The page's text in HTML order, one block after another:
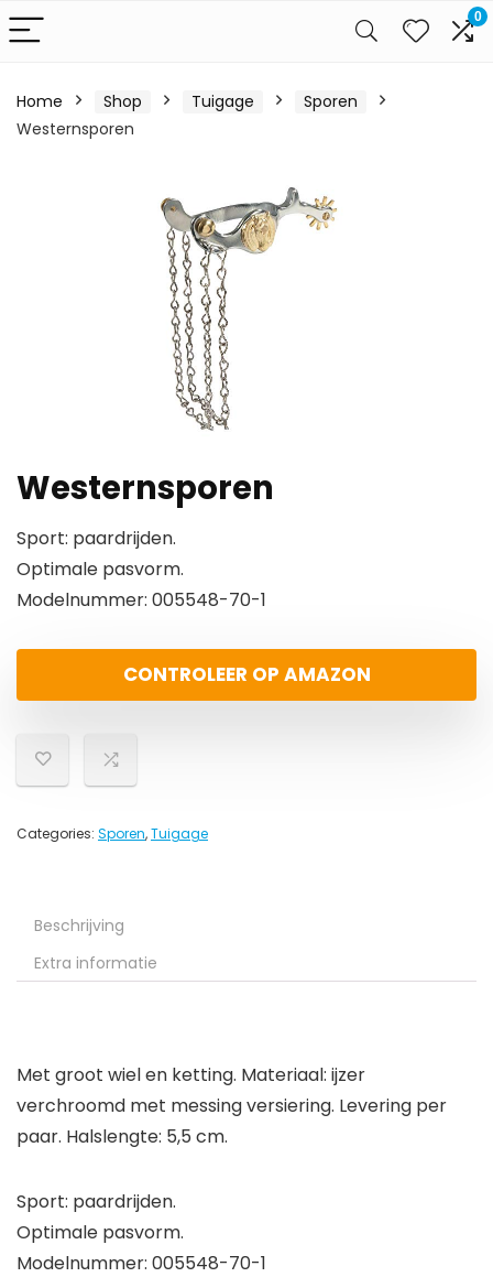
0
Home Shop Tuigage
Sporen
Westernsporen
Westernsporen
Sport: paardrijden.
Optimale pasvorm.
Modelnummer: 005548-70-1
CONTROLEER OP AMAZON
Categories: Sporen,Tuigage
Beschrijving
Extra informatie
Met groot wiel en ketting. Materiaal: ijzer
verchroomd met messing versiering. Levering per
paar. Halslengte: 5,5 cm.
Sport: paardrijden.
Optimale pasvorm.
Modelnummer: 005548-70-1